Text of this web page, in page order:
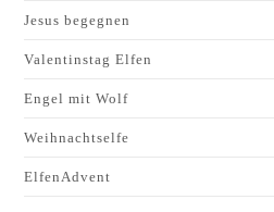
Jesus begegnen
Valentinstag Elfen
Engel mit Wolf
Weihnachtselfe
ElfenAdvent